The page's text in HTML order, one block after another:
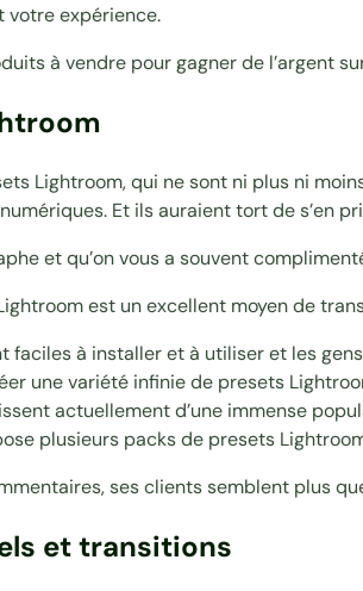
votre expérience.
à vendre pour gagner de l’argent
Lightroom, qui ne sont ni plus ni
Et ils auraient tort de s’en
et qu’on vous a souvent
est un excellent moyen de
faciles à installer et à utiliser et les
une variété infinie de presets
actuellement d’une immense
plusieurs packs de presets
ses clients semblent plus
et transitions